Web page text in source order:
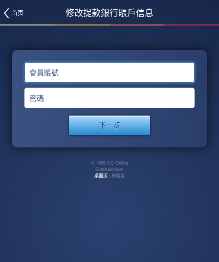
首页 修改提款銀行賬戶信息
會員賬號
密碼
© 1999 CC Online
Entertainment
桌面版 | 移動版